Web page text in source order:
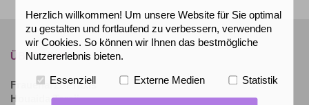
ÜBER UNS
Frauenarzt-Praxis
Houaida Taraji
Herzlich willkommen! Um unsere Website für Sie optimal
zu gestalten und fortlaufend zu verbessern, verwenden
wir Cookies. So können wir Ihnen das bestmögliche
Nutzererlebnis bieten.
Essenziell Externe Medien Statistik